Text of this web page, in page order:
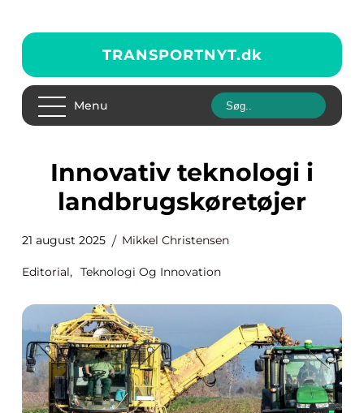
TRANSPORTNYT.dk
Menu
Innovativ teknologi i
landbrugskøretøjer
21 august 2025 Mikkel Christensen
Editorial, Teknologi Og Innovation